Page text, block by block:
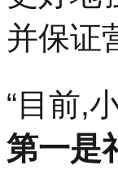
并保证
“目前,
第一是